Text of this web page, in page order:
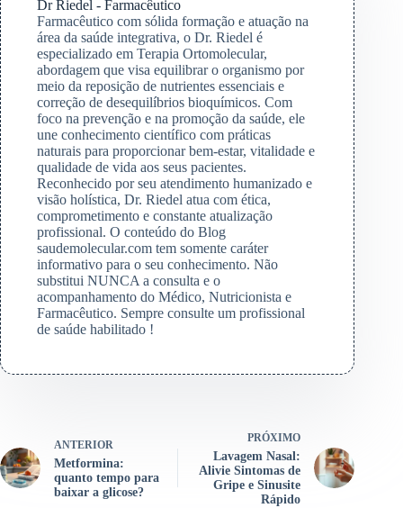
Dr Riedel - Farmacêutico
Farmacêutico com sólida formação e atuação na
área da saúde integrativa, o Dr. Riedel é
especializado em Terapia Ortomolecular,
abordagem que visa equilibrar o organismo por
meio da reposição de nutrientes essenciais e
correção de desequilíbrios bioquímicos. Com
foco na prevenção e na promoção da saúde, ele
une conhecimento científico com práticas
naturais para proporcionar bem-estar, vitalidade e
qualidade de vida aos seus pacientes.
Reconhecido por seu atendimento humanizado e
visão holística, Dr. Riedel atua com ética,
comprometimento e constante atualização
profissional. O conteúdo do Blog
saudemolecular.com tem somente caráter
informativo para o seu conhecimento. Não
substitui NUNCA a consulta e o
acompanhamento do Médico, Nutricionista e
Farmacêutico. Sempre consulte um profissional
de saúde habilitado !
ANTERIOR
Metformina:
quanto tempo para
baixar a glicose?
PRÓXIMO
Lavagem Nasal:
Alivie Sintomas de
Gripe e Sinusite
Rápido